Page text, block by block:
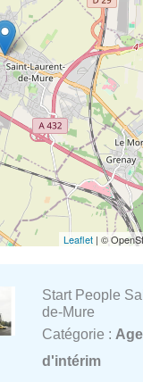
Leaflet | ©
Start People
de-Mure
Catégorie :
d'intérim